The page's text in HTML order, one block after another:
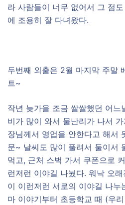
라 사람들이 너무 없어서 그 점
에 조용히 잘 다녀왔다.
두번째 외출은 2월 마지막 주말
트~
작년 늦가을 조금 쌀쌀했던 어느
비가 많이 와서 물난리가 나서
장님께서 영업을 안한다고 해서
문~ 날씨도 많이 풀려서 둘이서
먹고, 근처 스벅 가서 쿠폰으로
런저런 이야길 나눴다. 워낙 오
이 이런저런 서로의 이야길 나누
마 이야기부터 초등학교 때 (우